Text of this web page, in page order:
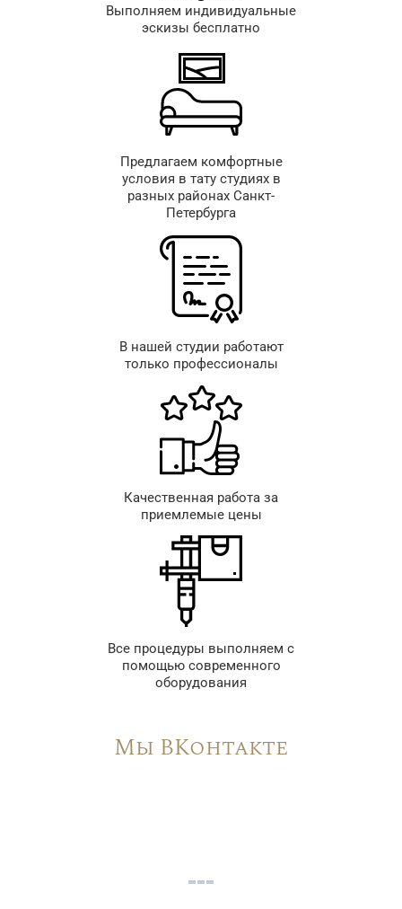
Выполняем индивидуальные
эскизы бесплатно
Предлагаем комфортные
условия в тату студиях в
разных районах Санкт-
Петербурга
В нашей студии работают
только профессионалы
Качественная работа за
приемлемые цены
Все процедуры выполняем с
помощью современного
оборудования
Мы ВКонтакте